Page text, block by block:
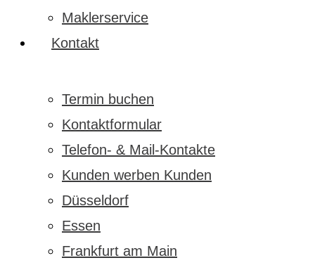
Maklerservice
Kontakt
Termin buchen
Kontaktformular
Telefon- & Mail-Kontakte
Kunden werben Kunden
Düsseldorf
Essen
Frankfurt am Main